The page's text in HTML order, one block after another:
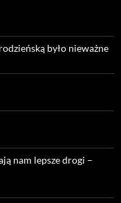
było nieważne
nam lepsze drogi –